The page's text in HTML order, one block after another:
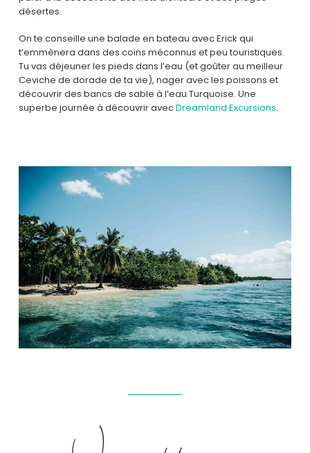
désertes.
On te conseille une balade en bateau avec Erick qui
t’emmènera dans des coins méconnus et peu touristiques.
Tu vas déjeuner les pieds dans l’eau (et goûter au meilleur
Ceviche de dorade de ta vie), nager avec les poissons et
découvrir des bancs de sable à l’eau Turquoise. Une
superbe journée à découvrir avecDreamland Excursions.